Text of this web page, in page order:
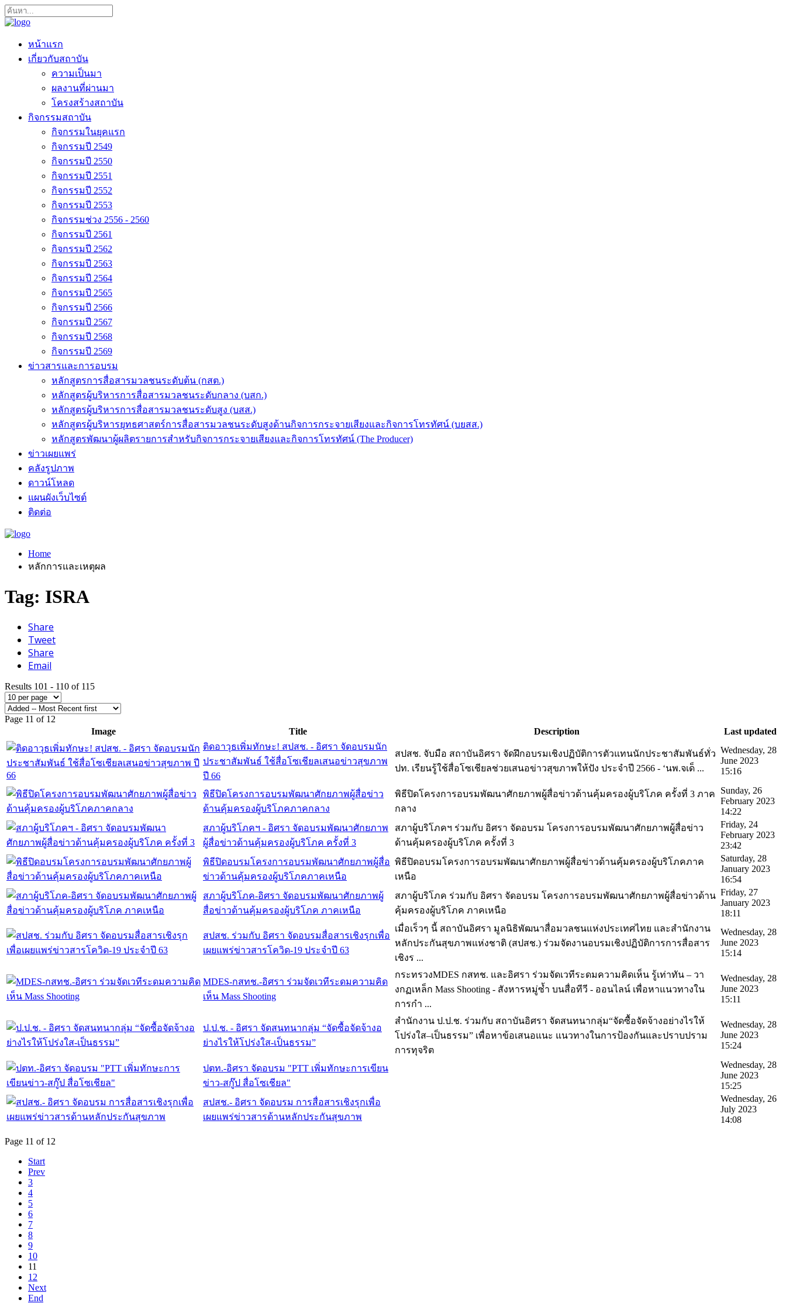
หน้าแรก
เกี่ยวกับสถาบัน
ความเป็นมา
ผลงานที่ผ่านมา
โครงสร้างสถาบัน
กิจกรรมสถาบัน
กิจกรรมในยุคแรก
กิจกรรมปี 2549
กิจกรรมปี 2550
กิจกรรมปี 2551
กิจกรรมปี 2552
กิจกรรมปี 2553
กิจกรรมช่วง 2556 - 2560
กิจกรรมปี 2561
กิจกรรมปี 2562
กิจกรรมปี 2563
กิจกรรมปี 2564
กิจกรรมปี 2565
กิจกรรมปี 2566
กิจกรรมปี 2567
กิจกรรมปี 2568
กิจกรรมปี 2569
ข่าวสารและการอบรม
หลักสูตรการสื่อสารมวลชนระดับต้น (กสต.)
หลักสูตรผู้บริหารการสื่อสารมวลชนระดับกลาง (บสก.)
หลักสูตรผู้บริหารการสื่อสารมวลชนระดับสูง (บสส.)
หลักสูตรผู้บริหารยุทธศาสตร์การสื่อสารมวลชนระดับสูงด้านกิจการกระจายเสียงและกิจการโทรทัศน์ (บยสส.)
หลักสูตรพัฒนาผู้ผลิตรายการสำหรับกิจการกระจายเสียงและกิจการโทรทัศน์ (The Producer)
ข่าวเผยแพร่
คลังรูปภาพ
ดาวน์โหลด
แผนผังเว็บไซต์
ติดต่อ
Home
หลักการและเหตุผล
Tag: ISRA
Share
Tweet
Share
Email
Results 101 - 110 of 115
Page 11 of 12
Image
Title Description
Last updated
ติดอาวุธเพิ่มทักษะ! สปสช. - อิศรา จัดอบรมนัก
ประชาสัมพันธ์ ใช้สื่อโซเชียลเสนอข่าวสุขภาพ
ปี 66
สปสช. จับมือ สถาบันอิศรา จัดฝึกอบรมเชิงปฏิบัติการตัวแทนนักประชาสัมพันธ์ทั่ว
ปท. เรียนรู้ใช้สื่อโซเชียลช่วยเสนอข่าวสุขภาพให้ปัง ประจำปี 2566 - ‘นพ.จเด็ ...
Wednesday, 28
June 2023
15:16
พิธีปิดโครงการอบรมพัฒนาศักยภาพผู้สื่อข่าว
ด้านคุ้มครองผู้บริโภคภาคกลาง
พิธีปิดโครงการอบรมพัฒนาศักยภาพผู้สื่อข่าวด้านคุ้มครองผู้บริโภค ครั้งที่ 3 ภาค
กลาง
Sunday, 26
February 2023
14:22
สภาผู้บริโภคฯ - อิศรา จัดอบรมพัฒนาศักยภาพ
ผู้สื่อข่าวด้านคุ้มครองผู้บริโภค ครั้งที่ 3
สภาผู้บริโภคฯ ร่วมกับ อิศรา จัดอบรม โครงการอบรมพัฒนาศักยภาพผู้สื่อข่าว
ด้านคุ้มครองผู้บริโภค ครั้งที่ 3
Friday, 24
February 2023
23:42
พิธีปิดอบรมโครงการอบรมพัฒนาศักยภาพผู้สื่อ
ข่าวด้านคุ้มครองผู้บริโภคภาคเหนือ
พิธีปิดอบรมโครงการอบรมพัฒนาศักยภาพผู้สื่อข่าวด้านคุ้มครองผู้บริโภคภาค
เหนือ
Saturday, 28
January 2023
16:54
สภาผู้บริโภค-อิศรา จัดอบรมพัฒนาศักยภาพผู้
สื่อข่าวด้านคุ้มครองผู้บริโภค ภาคเหนือ
สภาผู้บริโภค ร่วมกับ อิศรา จัดอบรม โครงการอบรมพัฒนาศักยภาพผู้สื่อข่าวด้าน
คุ้มครองผู้บริโภค ภาคเหนือ
Friday, 27
January 2023
18:11
สปสช. ร่วมกับ อิศรา จัดอบรมสื่อสารเชิงรุกเพื่อ
เผยแพร่ข่าวสารโควิด-19 ประจำปี 63
เมื่อเร็วๆ นี้ สถาบันอิศรา มูลนิธิพัฒนาสื่อมวลชนแห่งประเทศไทย และสำนักงาน
หลักประกันสุขภาพแห่งชาติ (สปสช.) ร่วมจัดงานอบรมเชิงปฏิบัติการการสื่อสาร
เชิงร ...
Wednesday, 28
June 2023
15:14
MDES-กสทช.-อิศรา ร่วมจัดเวทีระดมความคิด
เห็น Mass Shooting
กระทรวงMDES กสทช. และอิศรา ร่วมจัดเวทีระดมความคิดเห็น รู้เท่าทัน – วา
งกฏเหล็ก Mass Shooting - สังหารหมู่ซ้ำ บนสื่อทีวี - ออนไลน์ เพื่อหาแนวทางใน
การกำ ...
Wednesday, 28
June 2023
15:11
ป.ป.ช. - อิศรา จัดสนทนากลุ่ม “จัดซื้อจัดจ้างอ
ย่างไรให้โปร่งใส-เป็นธรรม”
สำนักงาน ป.ป.ช. ร่วมกับ สถาบันอิศรา จัดสนทนากลุ่ม“จัดซื้อจัดจ้างอย่างไรให้
โปร่งใส–เป็นธรรม” เพื่อหาข้อเสนอแนะ แนวทางในการป้องกันและปราบปราม
การทุจริต
Wednesday, 28
June 2023
15:24
ปตท.-อิศรา จัดอบรม "PTT เพิ่มทักษะการเขียน
ข่าว-สกู๊ป สื่อโซเชียล"
Wednesday, 28
June 2023
15:25
สปสช.- อิศรา จัดอบรม การสื่อสารเชิงรุกเพื่อ
เผยแพร่ข่าวสารด้านหลักประกันสุขภาพ
Wednesday, 26
July 2023
14:08
Page 11 of 12
Start
Prev
3
4
5
6
7
8
9
10
11
12
Next
End